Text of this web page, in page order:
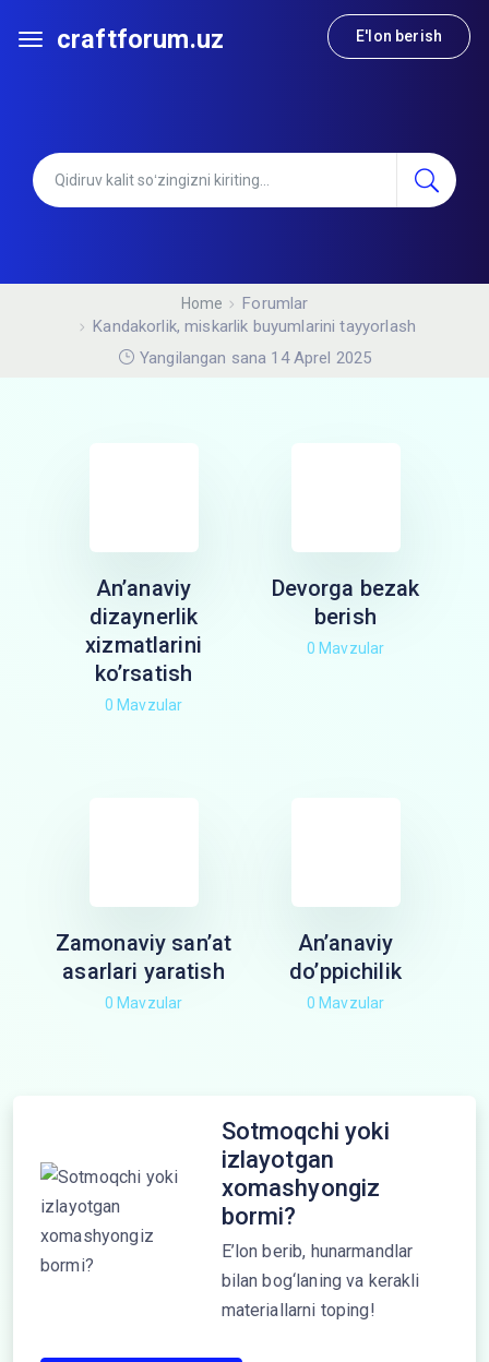
craftforum.uz E'lon berish
Home
Forumlar
Kandakorlik, miskarlik buyumlarini tayyorlash
Yangilangan sana 14 Aprel 2025
An’anaviy
dizaynerlik
xizmatlarini
ko’rsatish
0 Mavzular
Devorga bezak
berish
0 Mavzular
Zamonaviy san’at
asarlari yaratish
0 Mavzular
An’anaviy
do’ppichilik
0 Mavzular
Sotmoqchi yoki
izlayotgan
xomashyongiz
bormi?
E’lon berib, hunarmandlar
bilan bog‘laning va kerakli
materiallarni toping!